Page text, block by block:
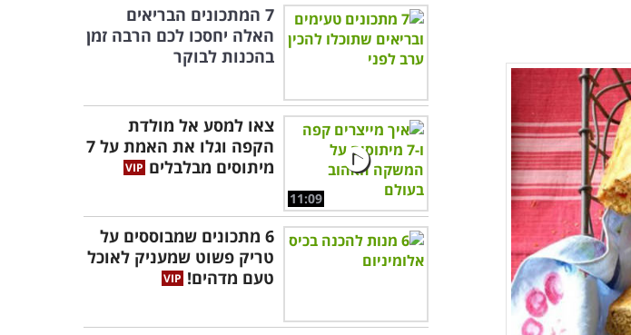
7 המתכונים הבריאים
האלה יחסכו לכם הרבה זמן
בהכנות לבוקר
11:09
צאו למסע אל מולדת
הקפה וגלו את האמת על 7
מיתוסים מבלבלים
6 מתכונים שמבוססים על
טריק פשוט שמעניק לאוכל
טעם מדהים!